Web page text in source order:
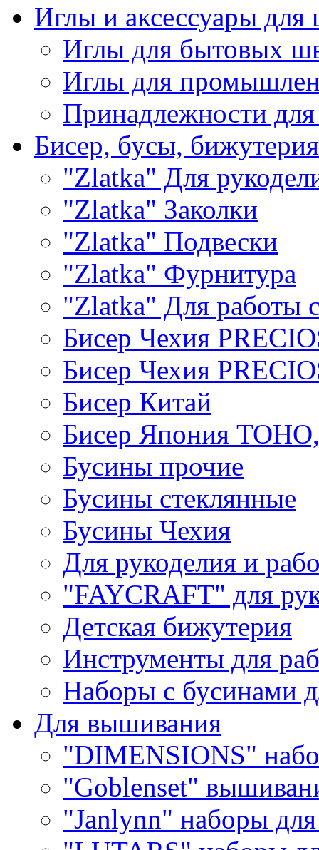
Иглы и аксессуары
Иглы для бытовых
Иглы для
Принадлежности
Бисер, бусы, бижутерия
"Zlatka" Для
"Zlatka" Заколки
"Zlatka" Подвески
"Zlatka" Фурнитура
"Zlatka" Для работы
Бисер Чехия
Бисер Чехия
Бисер Китай
Бисер Япония
Бусины прочие
Бусины стеклянные
Бусины Чехия
Для рукоделия и
"FAYCRAFT" для
Детская бижутерия
Инструменты для
Наборы с бусинами
Для вышивания
"DIMENSIONS"
"Goblenset"
"Janlynn" наборы